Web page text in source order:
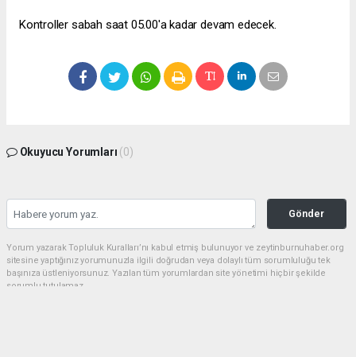
Kontroller sabah saat 05.00'a kadar devam edecek.
Okuyucu Yorumları (0)
Gönder
Yorum yazarak Topluluk Kuralları’nı kabul etmiş bulunuyor ve zeytinburnuhaber.org
sitesine yaptığınız yorumunuzla ilgili doğrudan veya dolaylı tüm sorumluluğu tek
başınıza üstleniyorsunuz. Yazılan tüm yorumlardan site yönetimi hiçbir şekilde
sorumlu tutulamaz.